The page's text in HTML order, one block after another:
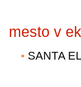
mesto v
SANTA